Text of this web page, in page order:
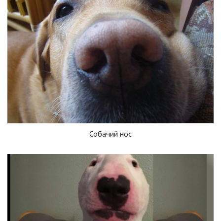
Собачий нос